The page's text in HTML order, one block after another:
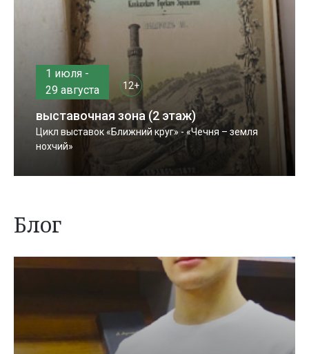
1 июля -
29 августа
12+
выставочная зона (2 этаж)
Цикл выставок «Ближний круг» - «Чечня – земля
нохчий»
Блог